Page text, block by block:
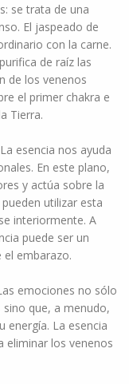
se trata de una
El jaspeado de
con la carne.
de raíz las
de los venenos
el primer chakra e
Tierra.
La esencia nos ayuda
En este plano,
y actúa sobre la
utilizar esta
interiormente. A
puede ser un
embarazo.
emociones no sólo
que, a menudo,
energía. La esencia
eliminar los venenos